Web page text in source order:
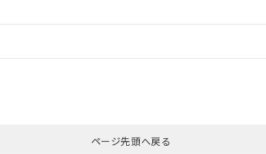
ダウンロードはこちらページ先頭へ戻る